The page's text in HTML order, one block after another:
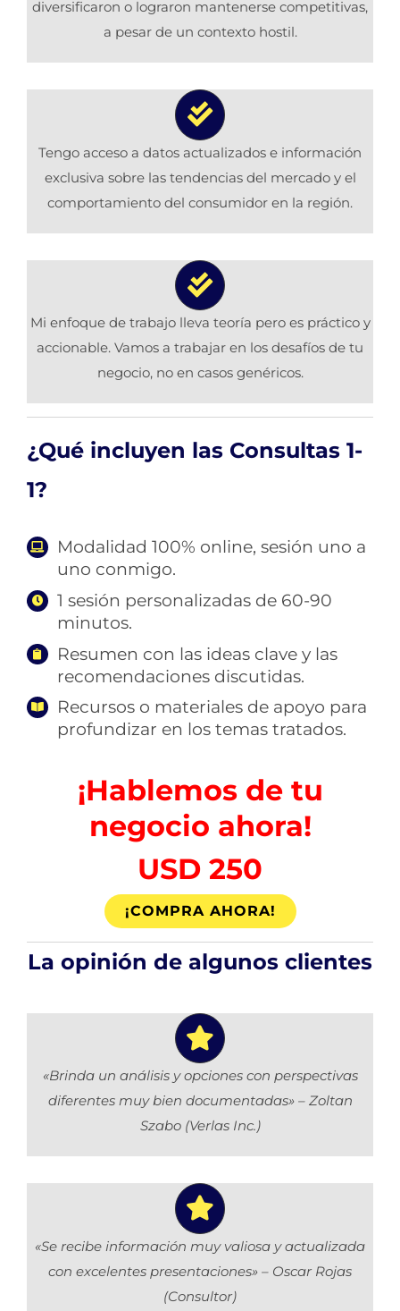
diversificaron o lograron mantenerse competitivas,
a pesar de un contexto hostil.
Tengo acceso a datos actualizados e información
exclusiva sobre las tendencias del mercado y el
comportamiento del consumidor en la región.
Mi enfoque de trabajo lleva teoría pero es práctico y
accionable. Vamos a trabajar en los desafíos de tu
negocio, no en casos genéricos.
¿Qué incluyen las Consultas 1-
1?
Modalidad 100% online, sesión uno a
uno conmigo.
1 sesión personalizadas de 60-90
minutos.
Resumen con las ideas clave y las
recomendaciones discutidas.
Recursos o materiales de apoyo para
profundizar en los temas tratados.
¡Hablemos de tu
negocio ahora!
USD 250
¡COMPRA AHORA!
La opinión de algunos clientes
«Brinda un análisis y opciones con perspectivas
diferentes muy bien documentadas» – Zoltan
Szabo (Verlas Inc.)
«Se recibe información muy valiosa y actualizada
con excelentes presentaciones» – Oscar Rojas
(Consultor)